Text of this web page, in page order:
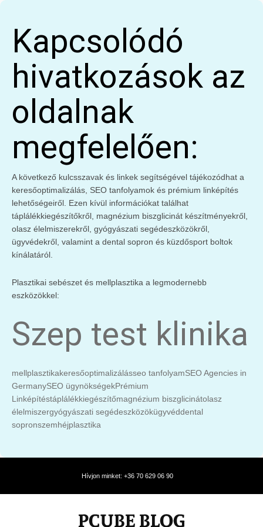
Kapcsolódó
hivatkozások az
oldalnak
megfelelően:
A következő kulcsszavak és linkek segítségével tájékozódhat a
keresőoptimalizálás, SEO tanfolyamok és prémium linképítés
lehetőségeiről. Ezen kívül információkat találhat
táplálékkiegészítőkről, magnézium biszglicinát készítményekről,
olasz élelmiszerekről, gyógyászati segédeszközökről,
ügyvédekről, valamint a dental sopron és küzdősport boltok
kínálatáról.
Plasztikai sebészet és mellplasztika a legmodernebb
eszközökkel:
Szep test klinika
mellplasztikakeresőoptimalizálásseo tanfolyamSEO Agencies in
GermanySEO ügynökségekPrémium
Linképítéstáplálékkiegészítőmagnézium biszglicinátolasz
élelmiszergyógyászati segédeszközökügyvéddental
sopronszemhéjplasztika
Hívjon minket: +36 70 629 06 90